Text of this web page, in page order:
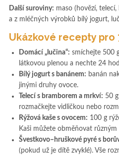
Další suroviny: maso (hovězí,
a z mléčných výrobků bílý jogurt,
Ukázkové recepty pro
Domácí „lučina“: smíchejte 500
látkovou plenou a nechte 24
Bílý jogurt s banánem: banán
jinými druhy ovoce.
Telecí s bramborem a mrkví: 50
rozmačkejte vidličkou nebo
Rýžová kaše s ovocem: 100 g
Kaši můžete obměňovat různým
Švestkovo–hruškové pyré s
(pokud už je dítě zvyklé). Vše